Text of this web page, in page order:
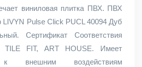
виниловая плитка ПВХ. ПВХ
LIVYN Pulse Click PUCL 40094 Дуб
Сертификат Соответствия
FIT, ART HOUSE. Имеет
к внешним воздействиям